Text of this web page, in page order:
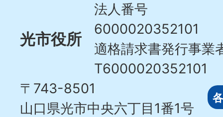
光市役所
法人番号
6000020352101
適格請求書発行事業
T6000020352101
〒743-8501
山口県光市中央六丁目1番1号